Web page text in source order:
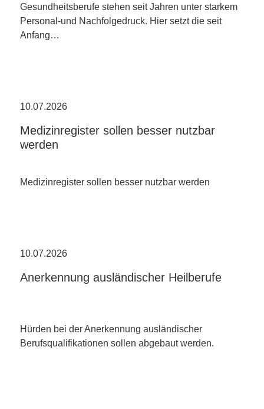
Gesundheitsberufe stehen seit Jahren unter starkem
Personal-und Nachfolgedruck. Hier setzt die seit
Anfang…
10.07.2026
Medizinregister sollen besser nutzbar
werden
Medizinregister sollen besser nutzbar werden
10.07.2026
Anerkennung ausländischer Heilberufe
Hürden bei der Anerkennung ausländischer
Berufsqualifikationen sollen abgebaut werden.